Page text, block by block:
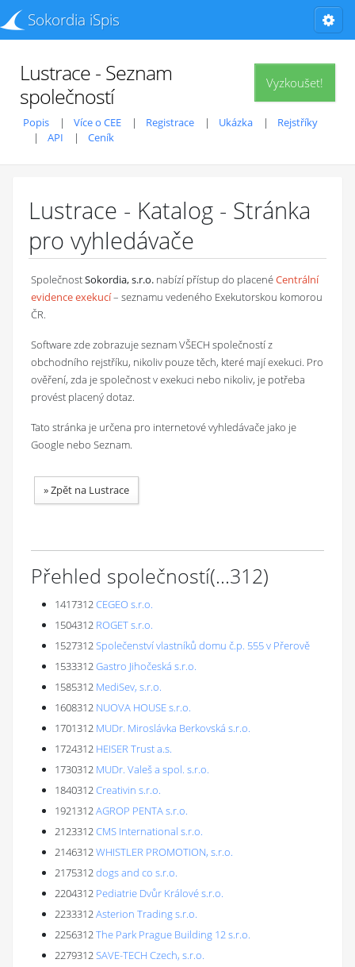
Sokordia iSpis
Vyzkoušet!
Lustrace - Seznam
společností
Popis Více o CEE Registrace Ukázka
Rejstříky
API
Ceník
Lustrace - Katalog - Stránka
pro vyhledávače
SpolečnostSokordia, s.r.o. nabízí přístup do placenéCentrální
evidence exekucí– seznamu vedeného Exekutorskou komorou
ČR.
Software zde zobrazuje seznam VŠECH společností z
obchodního rejstříku, nikoliv pouze těch, které mají exekuci. Pro
ověření, zda je společnost v exekuci nebo nikoliv, je potřeba
provést placený dotaz.
Tato stránka je určena pro internetové vyhledávače jako je
Google nebo Seznam.
»Zpět na Lustrace
Přehled společností(...312)
1417312CEGEO s.r.o.
1504312 ROGET s.r.o.
1527312Společenství vlastníků domu č.p. 555 v Přerově
1533312Gastro Jihočeská s.r.o.
1585312 MediSev, s.r.o.
1608312 NUOVA HOUSE s.r.o.
1701312 MUDr. Miroslávka Berkovská s.r.o.
1724312 HEISER Trust a.s.
1730312 MUDr. Valeš a spol. s.r.o.
1840312Creativin s.r.o.
1921312AGROP PENTA s.r.o.
2123312CMS International s.r.o.
2146312WHISTLER PROMOTION, s.r.o.
2175312dogs and co s.r.o.
2204312 Pediatrie Dvůr Králové s.r.o.
2233312Asterion Trading s.r.o.
2256312The Park Prague Building 12 s.r.o.
2279312SAVE-TECH Czech, s.r.o.